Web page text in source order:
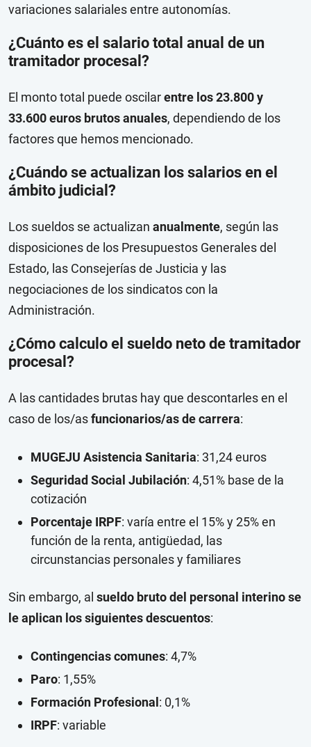
variaciones salariales entre autonomías.
¿Cuánto es el salario total anual de un
tramitador procesal?
El monto total puede oscilarentre los 23.800 y
33.600 euros brutos anuales, dependiendo de los
factores que hemos mencionado.
¿Cuándo se actualizan los salarios en el
ámbito judicial?
Los sueldos se actualizan anualmente, según las
disposiciones de los Presupuestos Generales del
Estado, las Consejerías de Justicia y las
negociaciones de los sindicatos con la
Administración.
¿Cómo calculo el sueldo neto de tramitador
procesal?
A las cantidades brutas hay que descontarles en el
caso de los/asfuncionarios/as de carrera:
MUGEJU Asistencia Sanitaria: 31,24 euros
Seguridad Social Jubilación: 4,51% base de la
cotización
Porcentaje IRPF: varía entre el 15% y 25% en
función de la renta, antigüedad, las
circunstancias personales y familiares
Sin embargo, al sueldo bruto del personal interino se
le aplican los siguientes descuentos:
Contingencias comunes: 4,7%
Paro: 1,55%
Formación Profesional : 0,1%
IRPF: variable